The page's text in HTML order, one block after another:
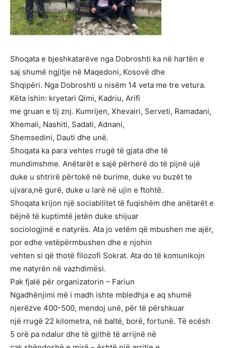
Shoqata e bjeshkatarëve nga Dobroshti ka në hartën e
saj shumë ngjitje në Maqedoni, Kosovë dhe
Shqipëri. Nga Dobroshti u nisëm 14 veta me tre vetura.
Këta ishin: kryetari Qimi, Kadriu, Arifi
me gruan e tij znj. Kumrijen, Xhevairi, Serveti, Ramadani,
Xhemali, Nashiti, Sadati, Adnani,
Shemsedini, Dauti dhe unë.
Shoqata ka para vehtes rrugë të gjata dhe të
mundimshme. Anëtarët e sajë përherë do të pijnë ujë
duke u shtrirë përtokë në burime, duke vu buzët te
ujvara,në gurë, duke u larë në ujin e ftohtë.
Shoqata krijon një sociabilitet të fuqishëm dhe anëtarët e
bëjnë të kuptimtë jetën duke shijuar
sociologjinë e natyrës. Ata jo vetëm që mbushen me ajër,
por edhe vetëpërmbushen dhe e njohin
vehten si që thotë filozofi Sokrat. Ata do të komunikojn
me natyrën në vazhdimësi.
Pak fjalë për organizatorin – Fariun
Ngadhënjimi më i madh ishte mbledhja e aq shumë
njerëzve 400-500, mendoj unë, për të përshkuar
një rrugë 22 kilometra, në baltë, borë, fortunë. Të ecësh
5 orë pa ndalur dhe të gjithë të arrijnë në